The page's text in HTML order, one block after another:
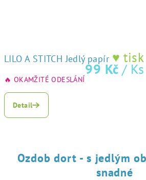
LILO A STITCH Jedlý papír ♥
99 Kč / Ks
🔥 OKAMŽITÉ ODESLÁNÍ
Detail
Ozdob dort - s jedlým
snadné